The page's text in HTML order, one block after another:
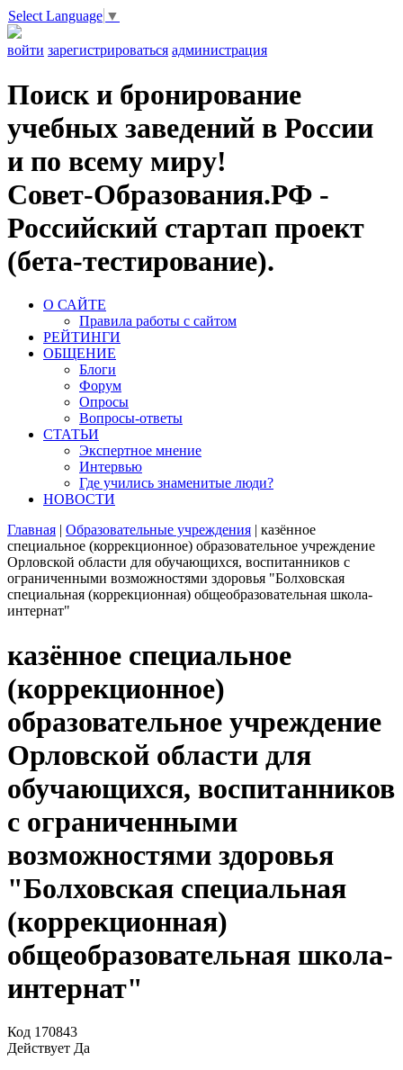
Select Language ▼
войти зарегистрироваться администрация
Поиск и бронирование
учебных заведений в России
и по всему миру!
Совет-Образования.РФ -
Российский стартап проект
(бета-тестирование).
О САЙТЕ
Правила работы с сайтом
РЕЙТИНГИ
ОБЩЕНИЕ
Блоги
Форум
Опросы
Вопросы-ответы
СТАТЬИ
Экспертное мнение
Интервью
Где учились знаменитые люди?
НОВОСТИ
Главная | Образовательные учреждения | казённое
специальное (коррекционное) образовательное учреждение
Орловской области для обучающихся, воспитанников с
ограниченными возможностями здоровья "Болховская
специальная (коррекционная) общеобразовательная школа-
интернат"
казённое специальное
(коррекционное)
образовательное учреждение
Орловской области для
обучающихся, воспитанников
с ограниченными
возможностями здоровья
"Болховская специальная
(коррекционная)
общеобразовательная школа-
интернат"
Код 170843
Действует Да